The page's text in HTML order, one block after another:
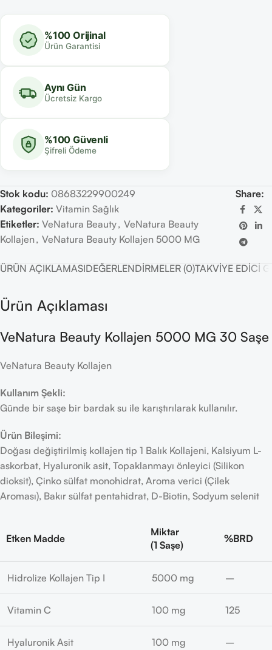
%100 Orijinal
Ürün Garantisi
Aynı Gün
Ücretsiz Kargo
%100 Güvenli
Şifreli Ödeme
Stok kodu: 08683229900249
Kategoriler: Vitamin Sağlık
Etiketler: VeNatura Beauty, VeNatura Beauty
Kollajen, VeNatura Beauty Kollajen 5000 MG
Share:
ÜRÜN AÇIKLAMASIDEĞERLENDIRMELER (0)TAKVIYE EDICI
Ürün Açıklaması
VeNatura Beauty Kollajen 5000 MG 30 Saşe
VeNatura Beauty Kollajen
Kullanım Şekli:
Günde bir saşe bir bardak su ile karıştırılarak kullanılır.
Ürün Bileşimi:
Doğası değiştirilmiş kollajen tip 1 Balık Kollajeni, Kalsiyum L-
askorbat, Hyaluronik asit, Topaklanmayı önleyici (Silikon
dioksit), Çinko sülfat monohidrat, Aroma verici (Çilek
Aroması), Bakır sülfat pentahidrat, D-Biotin, Sodyum selenit​
Etken Madde
Miktar
(1 Saşe)
%BRD
Hidrolize Kollajen Tip I 5000 mg –
Vitamin C 100 mg 125
Hyaluronik Asit 100 mg –